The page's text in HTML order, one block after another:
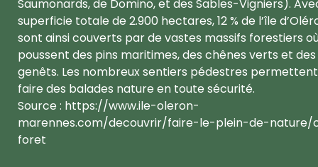
Saumonards, de Domino, et des Sables-Vigniers).
superficie totale de 2.900 hectares, 12 % de l’île
sont ainsi couverts par de vastes massifs forestiers
poussent des pins maritimes, des chênes verts et des
genêts. Les nombreux sentiers pédestres
faire des balades nature en toute sécurité.
Source : https://www.ile-oleron-
marennes.com/decouvrir/faire-le-plein-de-
foret